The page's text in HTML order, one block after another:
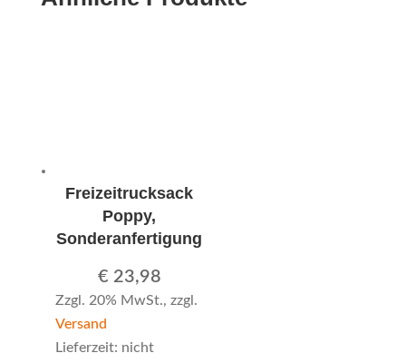
Freizeitrucksack
Poppy,
Sonderanfertigung
€ 23,98
Zzgl. 20% MwSt., zzgl.
Versand
Lieferzeit: nicht